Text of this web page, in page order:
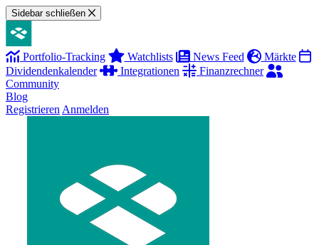
Sidebar schließen
Portfolio-Tracking Watchlists News Feed
Märkte
Dividendenkalender
Integrationen
Finanzrechner
Community
Blog
Registrieren Anmelden